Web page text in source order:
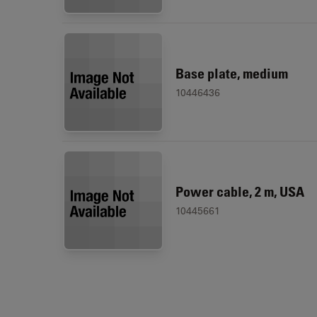
Base plate, medium
10446436
Power cable, 2 m, USA
10445661